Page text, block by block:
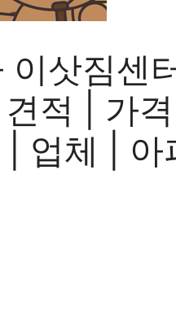
삿짐센
적 | 가
| 업체 | 아